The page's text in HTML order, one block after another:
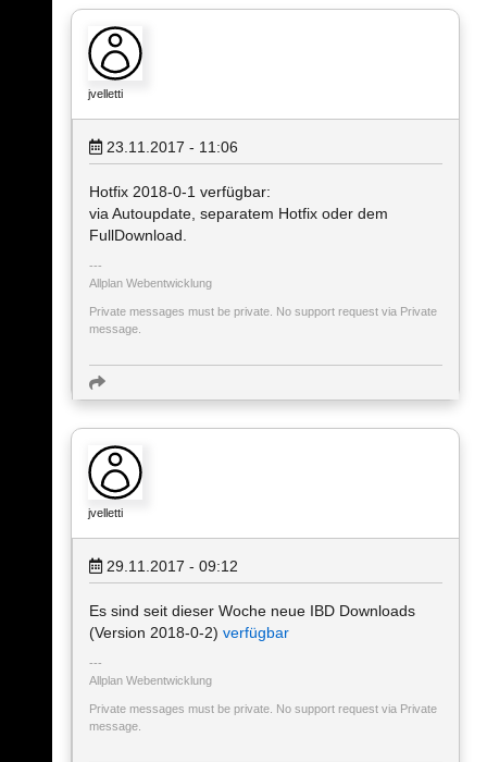
jvelletti
23.11.2017 - 11:06
Hotfix 2018-0-1 verfügbar:
via Autoupdate, separatem Hotfix oder dem
FullDownload.
Allplan Webentwicklung
Private messages must be private. No support request via Private
message.
jvelletti
29.11.2017 - 09:12
Es sind seit dieser Woche neue IBD Downloads
(Version 2018-0-2) verfügbar
Allplan Webentwicklung
Private messages must be private. No support request via Private
message.